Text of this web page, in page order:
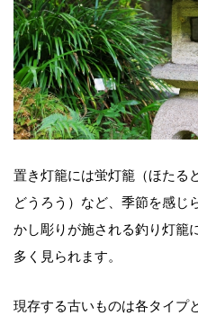
置き灯籠には蛍灯籠（ほたる
どうろう）など、季節を感じ
かし彫りが施される釣り灯籠
多く見られます。
現存する古いものは各タイプ